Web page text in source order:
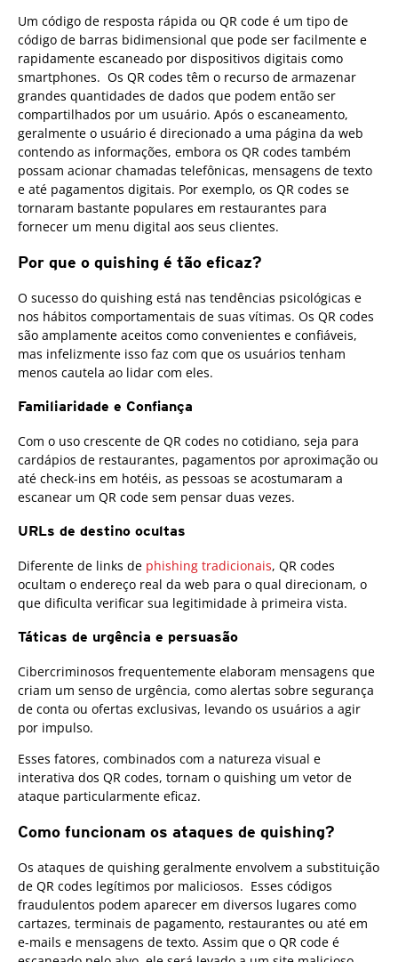
Um código de resposta rápida ou QR code é um tipo de
código de barras bidimensional que pode ser facilmente e
rapidamente escaneado por dispositivos digitais como
smartphones. Os QR codes têm o recurso de armazenar
grandes quantidades de dados que podem então ser
compartilhados por um usuário. Após o escaneamento,
geralmente o usuário é direcionado a uma página da web
contendo as informações, embora os QR codes também
possam acionar chamadas telefônicas, mensagens de texto
e até pagamentos digitais. Por exemplo, os QR codes se
tornaram bastante populares em restaurantes para
fornecer um menu digital aos seus clientes.
Por que o quishing é tão eficaz?
O sucesso do quishing está nas tendências psicológicas e
nos hábitos comportamentais de suas vítimas. Os QR codes
são amplamente aceitos como convenientes e confiáveis,
mas infelizmente isso faz com que os usuários tenham
menos cautela ao lidar com eles.
Familiaridade e Confiança
Com o uso crescente de QR codes no cotidiano, seja para
cardápios de restaurantes, pagamentos por aproximação ou
até check-ins em hotéis, as pessoas se acostumaram a
escanear um QR code sem pensar duas vezes.
URLs de destino ocultas
Diferente de links de phishing tradicionais, QR codes
ocultam o endereço real da web para o qual direcionam, o
que dificulta verificar sua legitimidade à primeira vista.
Táticas de urgência e persuasão
Cibercriminosos frequentemente elaboram mensagens que
criam um senso de urgência, como alertas sobre segurança
de conta ou ofertas exclusivas, levando os usuários a agir
por impulso.
Esses fatores, combinados com a natureza visual e
interativa dos QR codes, tornam o quishing um vetor de
ataque particularmente eficaz.
Como funcionam os ataques de quishing?
Os ataques de quishing geralmente envolvem a substituição
de QR codes legítimos por maliciosos. Esses códigos
fraudulentos podem aparecer em diversos lugares como
cartazes, terminais de pagamento, restaurantes ou até em
e-mails e mensagens de texto. Assim que o QR code é